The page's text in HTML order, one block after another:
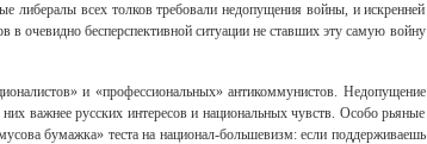
либералы всех толков требовали недопущения войны, и искренней
в очевидно бесперспективной ситуации не ставших эту самую войну
и «профессиональных» антикоммунистов. Недопущение
важнее русских интересов и национальных чувств. Особо рьяные
бумажка» теста на национал-большевизм: если поддерживаешь